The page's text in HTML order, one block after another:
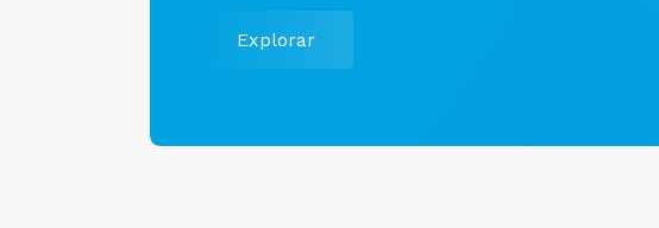
Explorar